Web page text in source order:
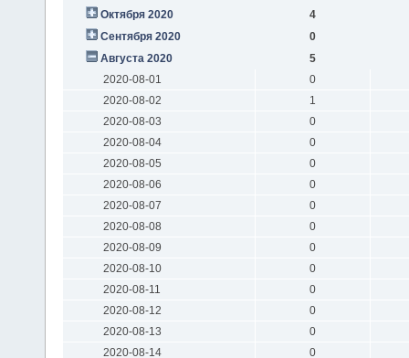
Октября 2020
4
Сентября 2020
0
Августа 2020
5
2020-08-01
0
2020-08-02
1
2020-08-03
0
2020-08-04
0
2020-08-05
0
2020-08-06
0
2020-08-07
0
2020-08-08
0
2020-08-09
0
2020-08-10
0
2020-08-11
0
2020-08-12
0
2020-08-13
0
2020-08-14
0